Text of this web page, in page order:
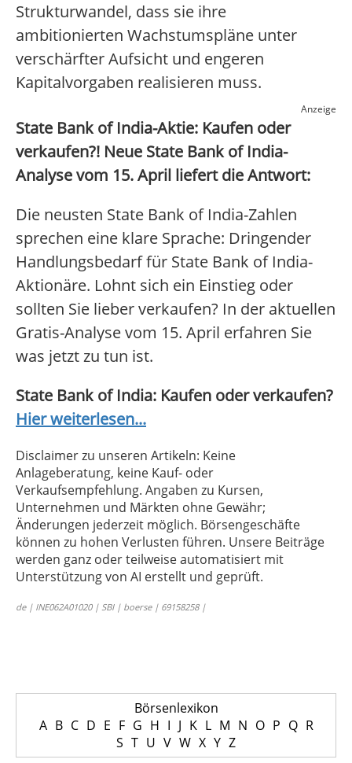
Strukturwandel, dass sie ihre
ambitionierten Wachstumspläne unter
verschärfter Aufsicht und engeren
Kapitalvorgaben realisieren muss.
Anzeige
State Bank of India-Aktie: Kaufen oder
verkaufen?! Neue State Bank of India-
Analyse vom 15. April liefert die Antwort:
Die neusten State Bank of India-Zahlen
sprechen eine klare Sprache: Dringender
Handlungsbedarf für State Bank of India-
Aktionäre. Lohnt sich ein Einstieg oder
sollten Sie lieber verkaufen? In der aktuellen
Gratis-Analyse vom 15. April erfahren Sie
was jetzt zu tun ist.
State Bank of India: Kaufen oder verkaufen?
Hier weiterlesen...
Disclaimer zu unseren Artikeln: Keine
Anlageberatung, keine Kauf- oder
Verkaufsempfehlung. Angaben zu Kursen,
Unternehmen und Märkten ohne Gewähr;
Änderungen jederzeit möglich. Börsengeschäfte
können zu hohen Verlusten führen. Unsere Beiträge
werden ganz oder teilweise automatisiert mit
Unterstützung von AI erstellt und geprüft.
de | INE062A01020 | SBI | boerse | 69158258 |
Börsenlexikon
A B C D E F G H I J K L M N O P Q R
S T U V W X Y Z